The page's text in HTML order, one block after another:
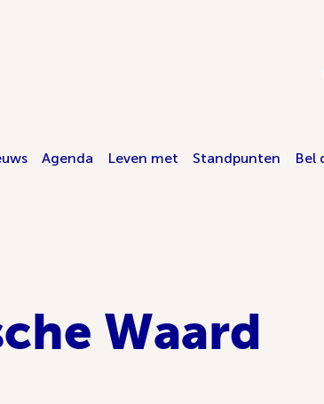
Agenda Leven met Standpunten Bel
Waard